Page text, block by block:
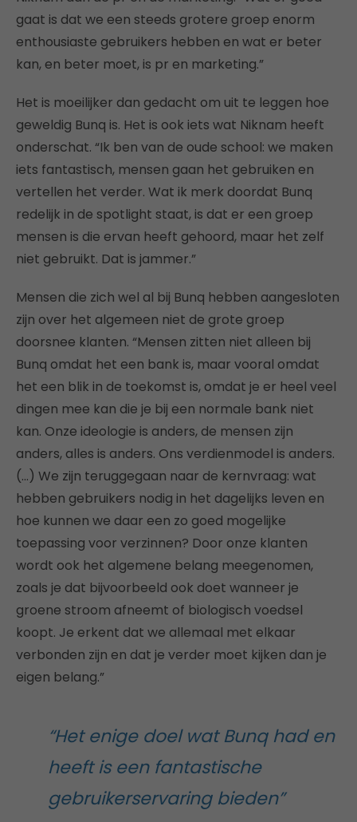
gaat is dat we een steeds grotere groep enorm
enthousiaste gebruikers hebben en wat er beter
kan, en beter moet, is pr en marketing.”
Het is moeilijker dan gedacht om uit te leggen hoe
geweldig Bunq is. Het is ook iets wat Niknam heeft
onderschat. “Ik ben van de oude school: we maken
iets fantastisch, mensen gaan het gebruiken en
vertellen het verder. Wat ik merk doordat Bunq
redelijk in de spotlight staat, is dat er een groep
mensen is die ervan heeft gehoord, maar het zelf
niet gebruikt. Dat is jammer.”
Mensen die zich wel al bij Bunq hebben aangesloten
zijn over het algemeen niet de grote groep
doorsnee klanten. “Mensen zitten niet alleen bij
Bunq omdat het een bank is, maar vooral omdat
het een blik in de toekomst is, omdat je er heel veel
dingen mee kan die je bij een normale bank niet
kan. Onze ideologie is anders, de mensen zijn
anders, alles is anders. Ons verdienmodel is anders.
(…) We zijn teruggegaan naar de kernvraag: wat
hebben gebruikers nodig in het dagelijks leven en
hoe kunnen we daar een zo goed mogelijke
toepassing voor verzinnen? Door onze klanten
wordt ook het algemene belang meegenomen,
zoals je dat bijvoorbeeld ook doet wanneer je
groene stroom afneemt of biologisch voedsel
koopt. Je erkent dat we allemaal met elkaar
verbonden zijn en dat je verder moet kijken dan je
eigen belang.”
“Het enige doel wat Bunq had en
heeft is een fantastische
gebruikerservaring bieden”